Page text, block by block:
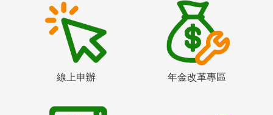
線上申辦 年金改革專區